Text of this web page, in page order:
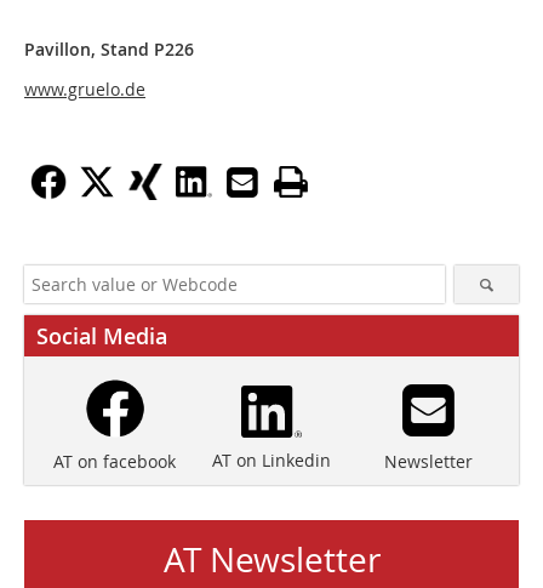
Pavillon, Stand P226
www.gruelo.de
Social Media
AT on facebook AT on Linkedin Newsletter
AT Newsletter